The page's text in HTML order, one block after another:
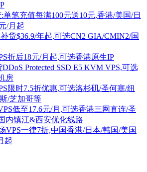
单笔充值每满100元送10元,香港/美国/日
/月起
货$36.9/年起,可选CN2 GIA/CMIN2/国
折后18元/月起,可选香港原生IP
DDoS Protected SSD E5 KVM VPS,可选
房
限时7.5折优惠,可选洛杉矶/圣何塞/纽
/芝加哥等
低至17.6元/月,可选香港三网直连/圣
内镇江&西安优化线路
VPS一律7折,中国香港/日本/韩国/美国
起